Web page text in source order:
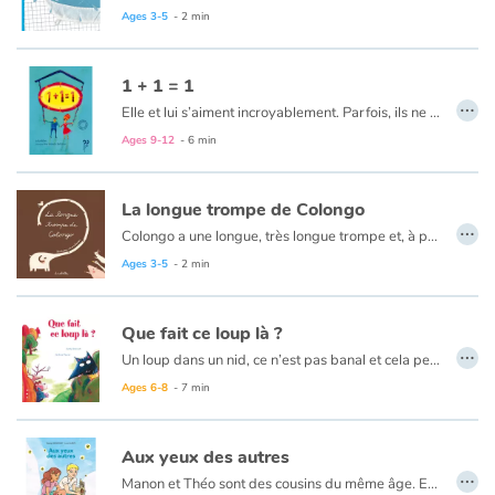
Ages 3-5 - 2 min
1 + 1 = 1
Elle et lui s’aiment incroyablement. Parfois, ils ne se comprennent pas. Et pourtant…
Ages 9-12 - 6 min
…
La longue trompe de Colongo
Colongo a une longue, très longue trompe et, à priori, cela n'a rien d'avantageux…
Ages 3-5 - 2 min
…
Que fait ce loup là ?
Un loup dans un nid, ce n’est pas banal et cela peut en déranger certains, voir même les rendre agressifs. Heureusement la propriétaire du nid se moque des remarques, des « qu’en dira t-on » et remet tout ce petit monde à sa place. Un texte léger, drôle, mais efficace pour parler de l’exclusion et de la violence qu’elle peut générer, agrémenté d’un petit clin d’oeil sur l’effet « mayonnaise » que produisent parfois les médias sur certains faits divers.
Ages 6-8 - 7 min
…
Aux yeux des autres
Manon et Théo sont des cousins du même âge. Elle habite dans une maison minuscule qu’elle compare à celle d’une poupée, lui dans une grande bâtisse aux airs de château fort. Elle joue au bord d’une mer imaginaire, il a une piscine. Un jour de fin d’été où les deux enfants sont réunis pour la première fois chez Manon, Théo découvre non sans quelques surprises l’univers de sa cousine, et ils passent la journée à jouer à des jeux à la frontière entre réel et imaginaire. Le soir venu, ils sont sur le point de s’endormir sous une tente, quand Théo fait une déclaration qui chamboule Manon : « C’est pas si mal d’être pauvre, finalement... »
…